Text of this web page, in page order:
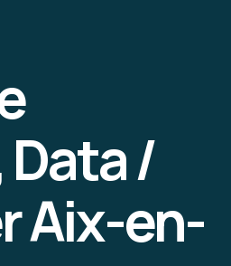
/
Aix-en-